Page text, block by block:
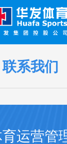
联系我们
运营管